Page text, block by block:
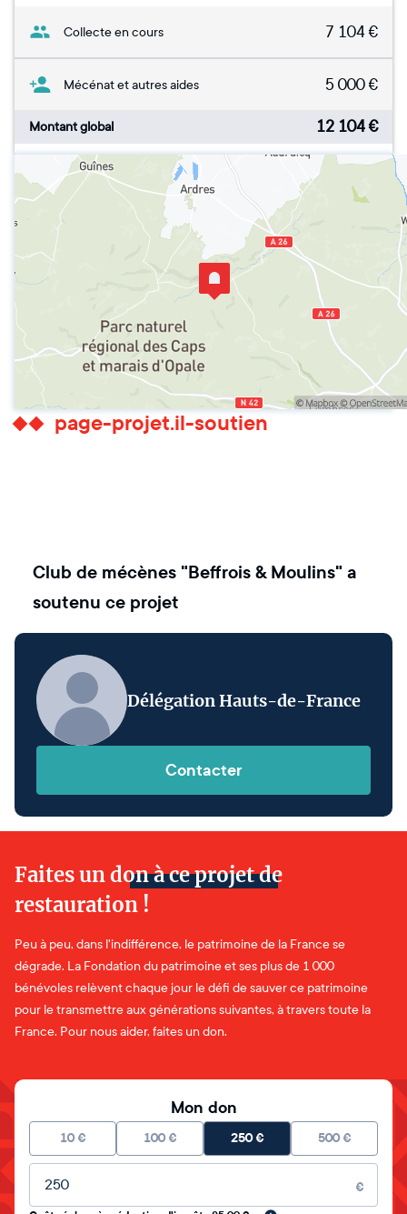
Collecte en cours 7 104€
Mécénat et autres aides 5 000€
Montant global 12 104€
page-projet.il-soutien
Club de mécènes "Beffrois & Moulins" a
soutenu ce projet
Délégation Hauts-de-France
Contacter
Faites un don à ce projet de
restauration !
Peu à peu, dans l'indifférence, le patrimoine de la France se
dégrade. La Fondation du patrimoine et ses plus de 1 000
bénévoles relèvent chaque jour le défi de sauver ce patrimoine
pour le transmettre aux générations suivantes, à travers toute la
France. Pour nous aider, faites un don.
Mon don
10 € 100 € 250€ 500 €
Montant libre
€